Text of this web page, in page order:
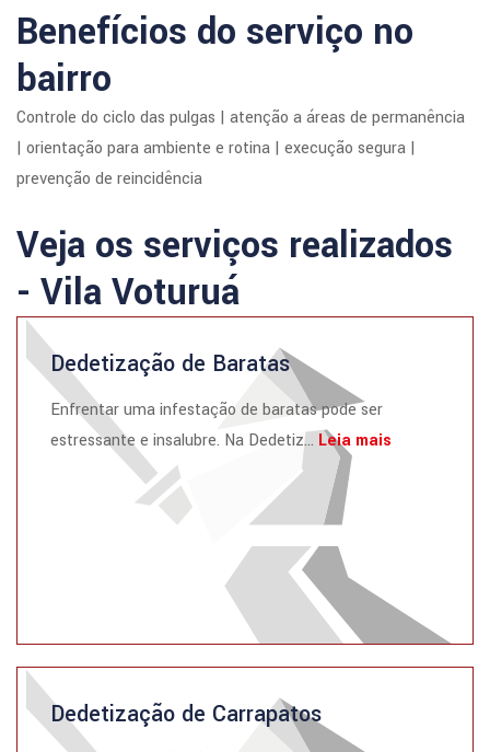
Benefícios do serviço no
bairro
Controle do ciclo das pulgas | atenção a áreas de permanência
| orientação para ambiente e rotina | execução segura |
prevenção de reincidência
Veja os serviços realizados
- Vila Voturuá
Dedetização de Baratas
Enfrentar uma infestação de baratas pode ser
estressante e insalubre. Na Dedetiz... Leia mais
Dedetização de Carrapatos